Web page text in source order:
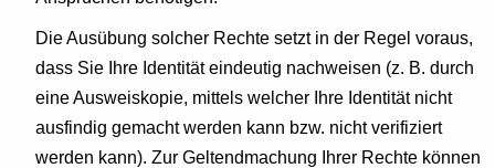
Die Ausübung solcher Rechte setzt in der Regel voraus,
dass Sie Ihre Identität eindeutig nachweisen (z. B. durch
eine Ausweiskopie, mittels welcher Ihre Identität nicht
ausfindig gemacht werden kann bzw. nicht verifiziert
werden kann). Zur Geltendmachung Ihrer Rechte können